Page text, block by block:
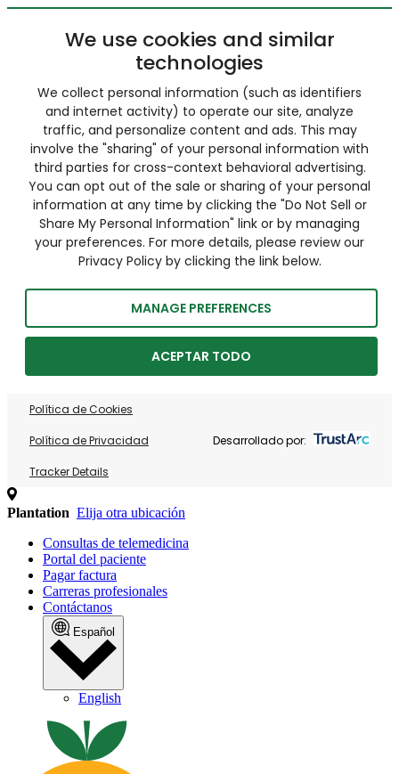
We use cookies and similar
technologies
We collect personal information (such as identifiers
and internet activity) to operate our site, analyze
traffic, and personalize content and ads. This may
involve the "sharing" of your personal information with
third parties for cross-context behavioral advertising.
You can opt out of the sale or sharing of your personal
information at any time by clicking the "Do Not Sell or
Share My Personal Information" link or by managing
your preferences. For more details, please review our
Privacy Policy by clicking the link below.
MANAGE PREFERENCES
ACEPTAR TODO
Política de Cookies
Política de Privacidad
Tracker Details
Desarrollado por:
Plantation Elija otra ubicación
Consultas de telemedicina
Portal del paciente
Pagar factura
Carreras profesionales
Contáctanos
Español
English